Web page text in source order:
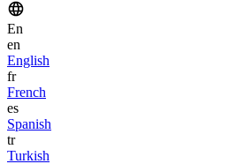
En
en
English
fr
French
es
Spanish
tr
Turkish